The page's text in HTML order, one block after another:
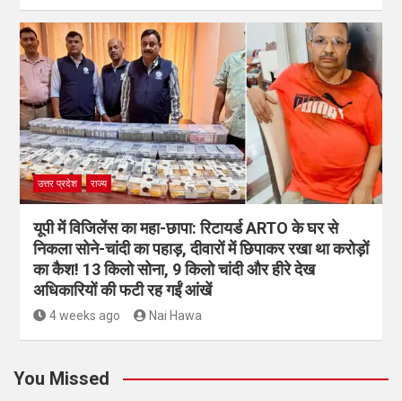
4 weeks ago Nai Hawa
यूपी में विजिलेंस का महा-छापा: रिटायर्ड ARTO के घर से
निकला सोने-चांदी का पहाड़, दीवारों में छिपाकर रखा था करोड़ों
का कैश! 13 किलो सोना, 9 किलो चांदी और हीरे देख
अधिकारियों की फटी रह गईं आंखें
4 weeks ago Nai Hawa